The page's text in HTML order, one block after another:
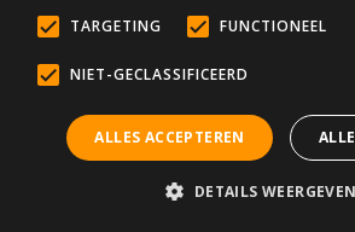
Omdat het een nieuwe vloer
gebruiken. U heeft uw
gekozen om de kleur en
waarschijnlijk het liefst, dat deze
TARGETING FUNCTIONEEL
NIET-GECLASSIFICEERD
ALLES ACCEPTEREN
DETAILS WEERGEVEN